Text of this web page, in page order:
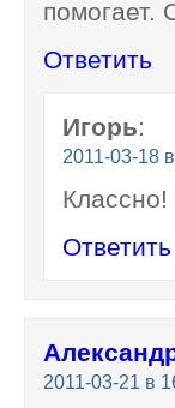
помогает.
Ответить
Игорь:
2011-03-18
Ответить
2011-03-21 в